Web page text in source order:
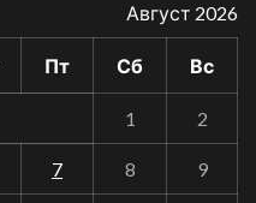
Август 2026
Пт Сб Вс
1 2
7 8 9